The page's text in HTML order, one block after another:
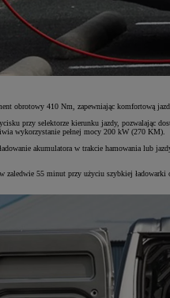
obrotowy 410 Nm, zapewniając komfortową
przy selektorze kierunku jazdy, pozwalając
wykorzystanie pełnej mocy 200 kW (270 KM).
akumulatora w trakcie hamowania lub
55 minut przy użyciu szybkiej